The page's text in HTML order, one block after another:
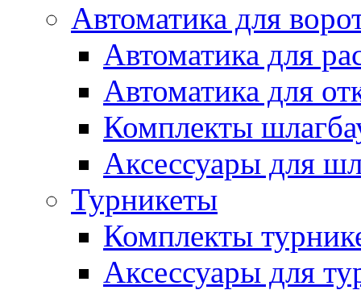
Автоматика для
Автоматика для
Автоматика для
Комплекты
Аксессуары для
Турникеты
Комплекты
Аксессуары для